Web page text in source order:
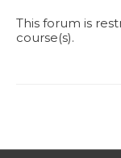
This forum is
course(s).